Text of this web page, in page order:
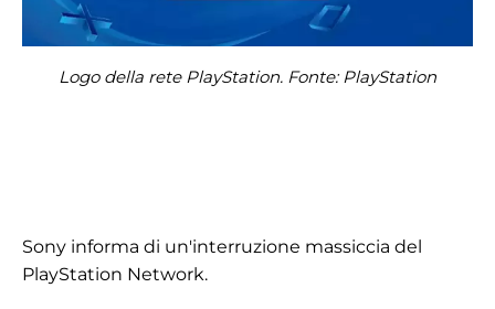
Logo della rete PlayStation. Fonte: PlayStation
Sony informa di un'interruzione massiccia del
PlayStation Network.